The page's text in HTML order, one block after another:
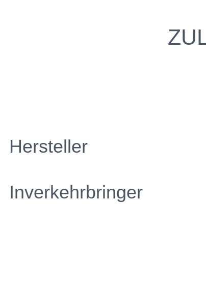
Hersteller
Inverkehrbringer